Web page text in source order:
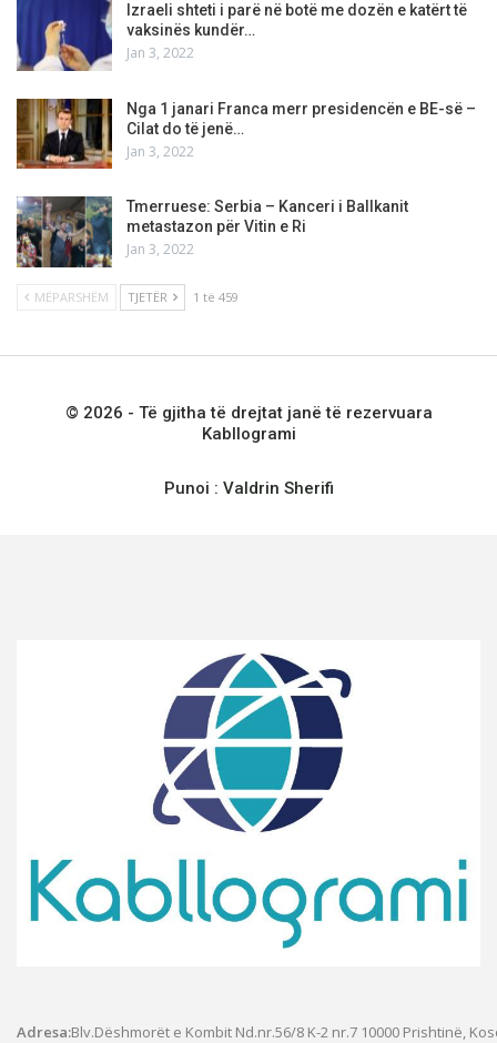
Izraeli shteti i parë në botë me dozën e katërt të
vaksinës kundër…
Jan 3, 2022
Nga 1 janari Franca merr presidencën e BE-së –
Cilat do të jenë…
Jan 3, 2022
Tmerruese: Serbia – Kanceri i Ballkanit
metastazon për Vitin e Ri
Jan 3, 2022
MËPARSHËM TJETËR 1 të 459
© 2026 - Të gjitha të drejtat janë të rezervuara
Kabllogrami
Punoi : Valdrin Sherifi
Adresa:Blv.Dëshmorët e Kombit Nd.nr.56/8 K-2 nr.7 10000 Prishtinë,